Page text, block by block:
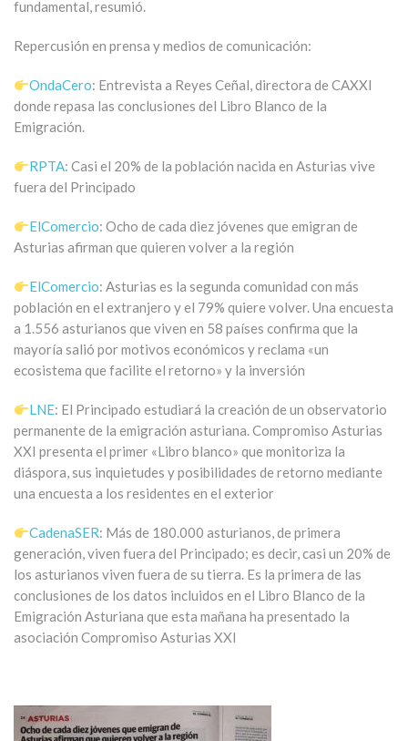
fundamental, resumió.
Repercusión en prensa y medios de comunicación:
OndaCero: Entrevista a Reyes Ceñal, directora de CAXXI
donde repasa las conclusiones del Libro Blanco de la
Emigración.
RPTA: Casi el 20% de la población nacida en Asturias vive
fuera del Principado
ElComercio: Ocho de cada diez jóvenes que emigran de
Asturias afirman que quieren volver a la región
ElComercio: Asturias es la segunda comunidad con más
población en el extranjero y el 79% quiere volver. Una encuesta
a 1.556 asturianos que viven en 58 países confirma que la
mayoría salió por motivos económicos y reclama «un
ecosistema que facilite el retorno» y la inversión
LNE: El Principado estudiará la creación de un observatorio
permanente de la emigración asturiana. Compromiso Asturias
XXI presenta el primer «Libro blanco» que monitoriza la
diáspora, sus inquietudes y posibilidades de retorno mediante
una encuesta a los residentes en el exterior
CadenaSER: Más de 180.000 asturianos, de primera
generación, viven fuera del Principado; es decir, casi un 20% de
los asturianos viven fuera de su tierra. Es la primera de las
conclusiones de los datos incluidos en el Libro Blanco de la
Emigración Asturiana que esta mañana ha presentado la
asociación Compromiso Asturias XXI